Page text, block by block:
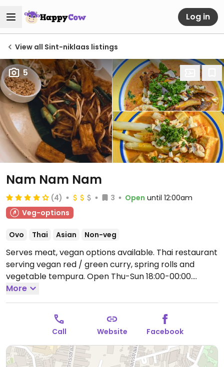
Log in
View all Sint-niklaas listings
5
Nam Nam Nam
(4) 3 Open until 12:00am
Veg-options
Ovo Thai Asian Non-veg
Serves meat, vegan options available. Thai restaurant
serving vegan red / green curry, spring rolls and
vegetable tempura. Open Thu-Sun 18:00-00:00.
Closed Mon-Wed.
More
Call Website Facebook